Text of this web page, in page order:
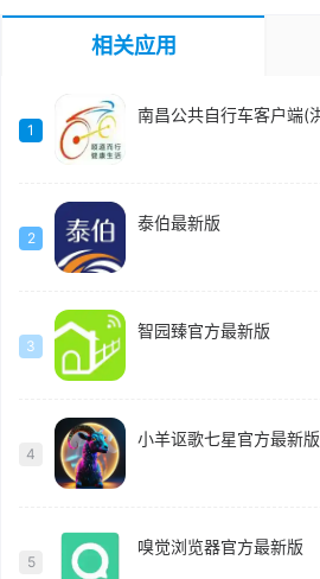
相关应用
1
2
泰伯最新版
3
智园臻官方最新版
4
小羊讴歌七星官方最新版
5
嗅觉浏览器官方最新版